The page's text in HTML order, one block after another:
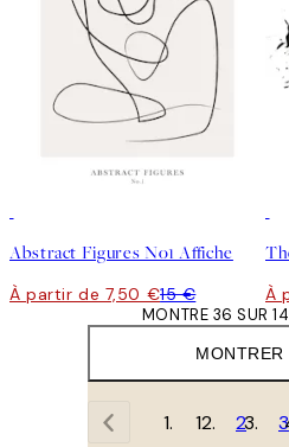
Abstract Figures No1 Affiche
À partir de 7,50 €15 € À
MONTRER
MONTRE 36 SUR
1 2 3